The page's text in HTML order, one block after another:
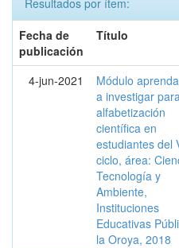
Resultados por ítem:
Fecha de
publicación
Título
4-jun-2021
Módulo
a investigar
alfabetización
científica en
estudiantes del
ciclo, área:
Tecnología y
Ambiente,
Instituciones
Educativas
la Oroya, 2018